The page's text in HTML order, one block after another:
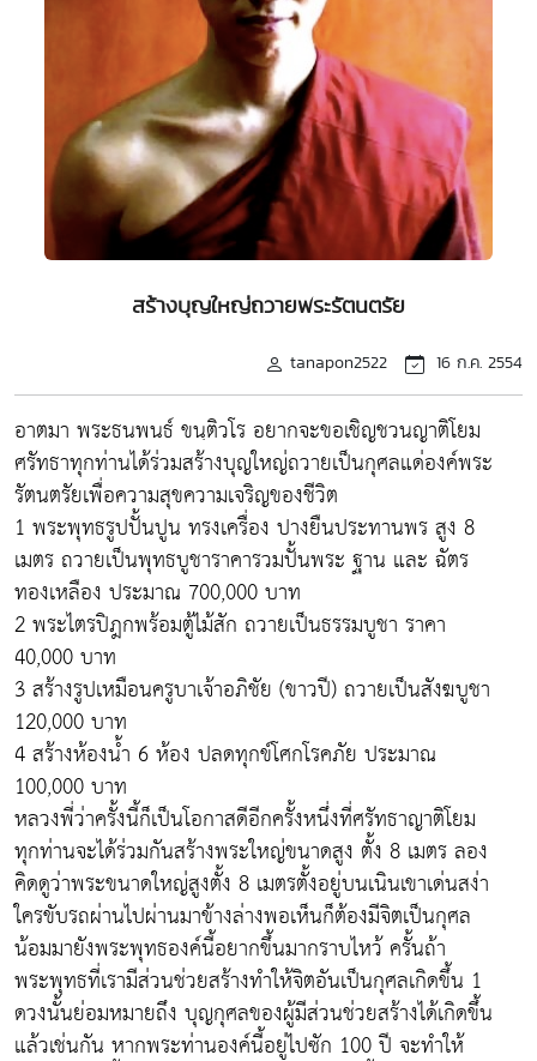
สร้างบุญใหญ่ถวายพระรัตนตรัย
tanapon2522 16 ก.ค. 2554
อาตมา พระธนพนธ์ ขนฺติวโร อยากจะขอเชิญชวนญาติโยม
ศรัทธาทุกท่านได้ร่วมสร้างบุญใหญ่ถวายเป็นกุศลแด่องค์พระ
รัตนตรัยเพื่อความสุขความเจริญของชีวิต
1 พระพุทธรูปปั้นปูน ทรงเครื่อง ปางยืนประทานพร สูง 8
เมตร ถวายเป็นพุทธบูชาราคารวมปั้นพระ ฐาน และ ฉัตร
ทองเหลือง ประมาณ 700,000 บาท
2 พระไตรปิฎกพร้อมตู้ไม้สัก ถวายเป็นธรรมบูชา ราคา
40,000 บาท
3 สร้างรูปเหมือนครูบาเจ้าอภิชัย (ขาวปี) ถวายเป็นสังฆบูชา
120,000 บาท
4 สร้างห้องน้ำ 6 ห้อง ปลดทุกข์โศกโรคภัย ประมาณ
100,000 บาท
หลวงพี่ว่าครั้งนี้ก็เป็นโอกาสดีอีกครั้งหนึ่งที่ศรัทธาญาติโยม
ทุกท่านจะได้ร่วมกันสร้างพระใหญ่ขนาดสูง ตั้ง 8 เมตร ลอง
คิดดูว่าพระขนาดใหญ่สูงตั้ง 8 เมตรตั้งอยู่บนเนินเขาเด่นสง่า
ใครขับรถผ่านไปผ่านมาข้างล่างพอเห็นก็ต้องมีจิตเป็นกุศล
น้อมมายังพระพุทธองค์นี้อยากขึ้นมากราบไหว้ ครั้นถ้า
พระพุทธที่เรามีส่วนช่วยสร้างทำให้จิตอันเป็นกุศลเกิดขึ้น 1
ดวงนั้นย่อมหมายถึง บุญกุศลของผู้มีส่วนช่วยสร้างได้เกิดขึ้น
แล้วเช่นกัน หากพระท่านองค์นี้อยู่ไปซัก 100 ปี จะทำให้